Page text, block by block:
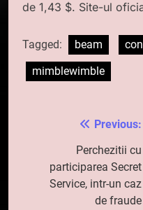
de 1,43 $. Site-ul
Tagged: beam
mimblewimble
Navigare
articole
Previous:
Perchezitii cu
participarea Secret
Service, intr-un caz
de fraude